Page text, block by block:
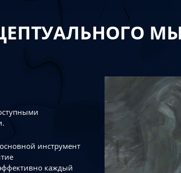
инструмент
каждый